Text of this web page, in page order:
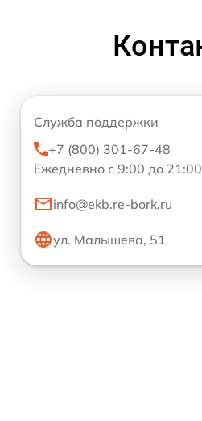
Служба поддержки
+7 (800) 301-67-48
Ежедневно с 9:00 до 21:00
info@ekb.re-bork.ru
ул. Малышева, 51